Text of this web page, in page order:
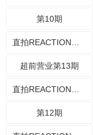
第10期
超前营业第13期
第12期